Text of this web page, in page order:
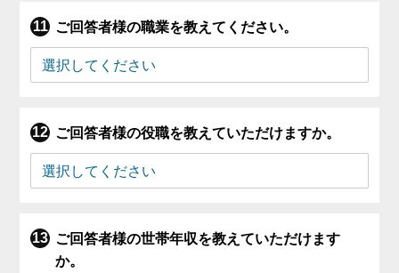
ご回答者様の職業を教えてください。
ご回答者様の役職を教えていただけますか。
ご回答者様の世帯年収を教えていただけます
か。